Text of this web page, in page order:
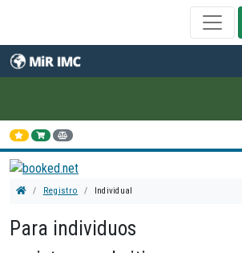
Registro Individual
Para individuos